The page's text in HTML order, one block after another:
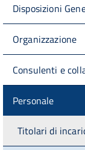
Disposizioni
Organizzazione
Consulenti e
Personale
Titolari di